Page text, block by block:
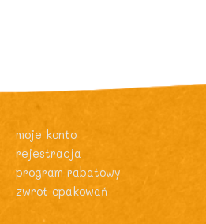
moje konto
rejestracja
program rabatowy
zwrot opakowań